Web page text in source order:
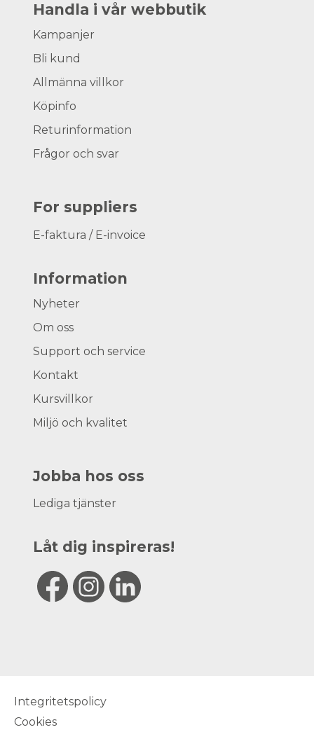
Handla i vår webbutik
Kampanjer
Bli kund
Allmänna villkor
Köpinfo
Returinformation
Frågor och svar
For suppliers
E-faktura / E-invoice
Information
Nyheter
Om oss
Support och service
Kontakt
Kursvillkor
Miljö och kvalitet
Jobba hos oss
Lediga tjänster
Låt dig inspireras!
Integritetspolicy
Cookies